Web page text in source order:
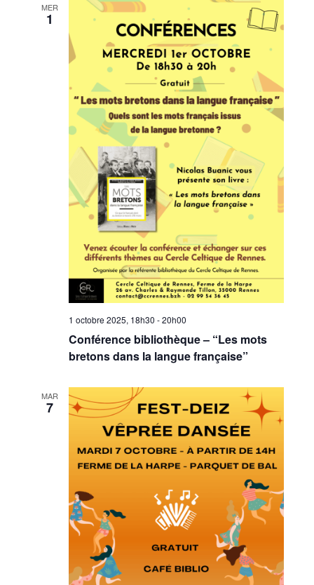
MER
1
1 octobre 2025, 18h30 -20h00
Conférence bibliothèque – “Les mots
bretons dans la langue française”
MAR
7